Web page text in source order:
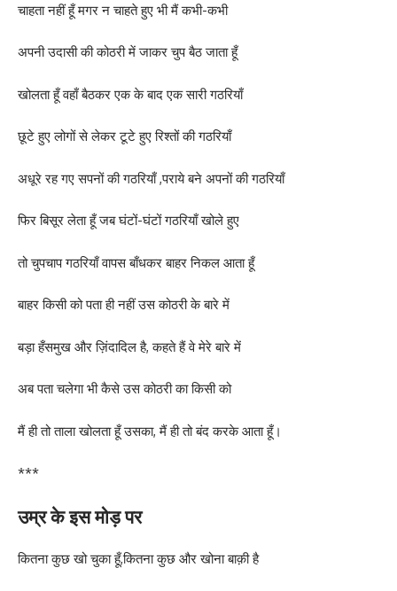
चाहता नहीं हूँ मगर न चाहते हुए भी मैं कभी-कभी
अपनी उदासी की कोठरी में जाकर चुप बैठ जाता हूँ
खोलता हूँ वहाँ बैठकर एक के बाद एक सारी गठरियाँ
छूटे हुए लोगों से लेकर टूटे हुए रिश्तों की गठरियाँ
अधूरे रह गए सपनों की गठरियाँ ,पराये बने अपनों की गठरियाँ
फिर बिसूर लेता हूँ जब घंटों-घंटों गठरियाँ खोले हुए
तो चुपचाप गठरियाँ वापस बाँधकर बाहर निकल आता हूँ
बाहर किसी को पता ही नहीं उस कोठरी के बारे में
बड़ा हँसमुख और ज़िंदादिल है, कहते हैं वे मेरे बारे में
अब पता चलेगा भी कैसे उस कोठरी का किसी को
मैं ही तो ताला खोलता हूँ उसका, मैं ही तो बंद करके आता हूँ।
***
उम्र के इस मोड़ पर
कितना कुछ खो चुका हूँ,कितना कुछ और खोना बाक़ी है